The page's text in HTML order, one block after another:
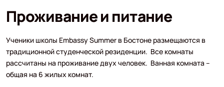
Проживание и питание
Ученики школы Embassy Summer в Бостоне размещаются в
традиционной студенческой резиденции. Все комнаты
рассчитаны на проживание двух человек. Ванная комната –
общая на 6 жилых комнат.